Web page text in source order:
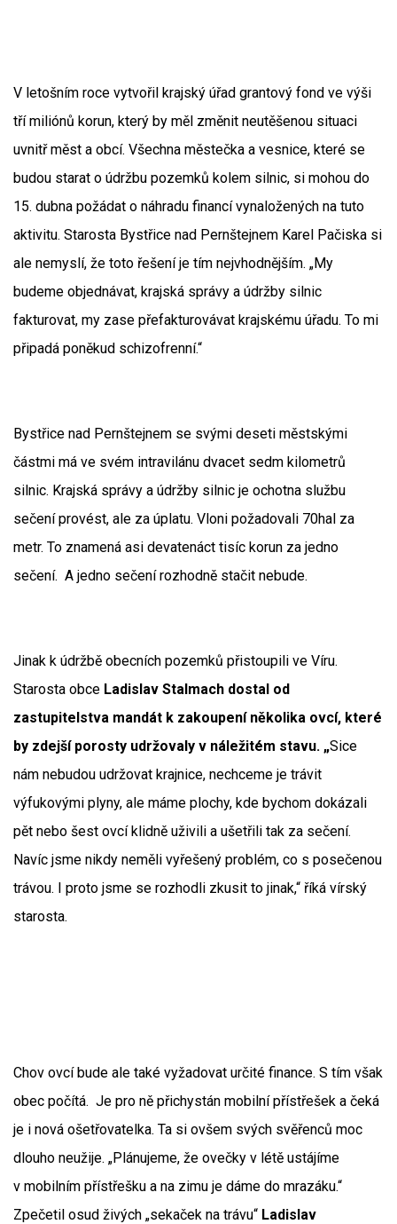
V letošním roce vytvořil krajský úřad grantový fond ve výši
tří miliónů korun, který by měl změnit neutěšenou situaci
uvnitř měst a obcí. Všechna městečka a vesnice, které se
budou starat o údržbu pozemků kolem silnic, si mohou do
15. dubna požádat o náhradu financí vynaložených na tuto
aktivitu. Starosta Bystřice nad Pernštejnem Karel Pačiska si
ale nemyslí, že toto řešení je tím nejvhodnějším. „My
budeme objednávat, krajská správy a údržby silnic
fakturovat, my zase přefakturovávat krajskému úřadu. To mi
připadá poněkud schizofrenní.“
Bystřice nad Pernštejnem se svými deseti městskými
částmi má ve svém intravilánu dvacet sedm kilometrů
silnic. Krajská správy a údržby silnic je ochotna službu
sečení provést, ale za úplatu. Vloni požadovali 70hal za
metr. To znamená asi devatenáct tisíc korun za jedno
sečení. A jedno sečení rozhodně stačit nebude.
Jinak k údržbě obecních pozemků přistoupili ve Víru.
Starosta obce Ladislav Stalmach dostal od
zastupitelstva mandát k zakoupení několika ovcí, které
by zdejší porosty udržovaly v náležitém stavu. „Sice
nám nebudou udržovat krajnice, nechceme je trávit
výfukovými plyny, ale máme plochy, kde bychom dokázali
pět nebo šest ovcí klidně uživili a ušetřili tak za sečení.
Navíc jsme nikdy neměli vyřešený problém, co s posečenou
trávou. I proto jsme se rozhodli zkusit to jinak,“ říká vírský
starosta.
Chov ovcí bude ale také vyžadovat určité finance. S tím však
obec počítá. Je pro ně přichystán mobilní přístřešek a čeká
je i nová ošetřovatelka. Ta si ovšem svých svěřenců moc
dlouho neužije. „Plánujeme, že ovečky v létě ustájíme
v mobilním přístřešku a na zimu je dáme do mrazáku.“
Zpečetil osud živých „sekaček na trávu“ Ladislav